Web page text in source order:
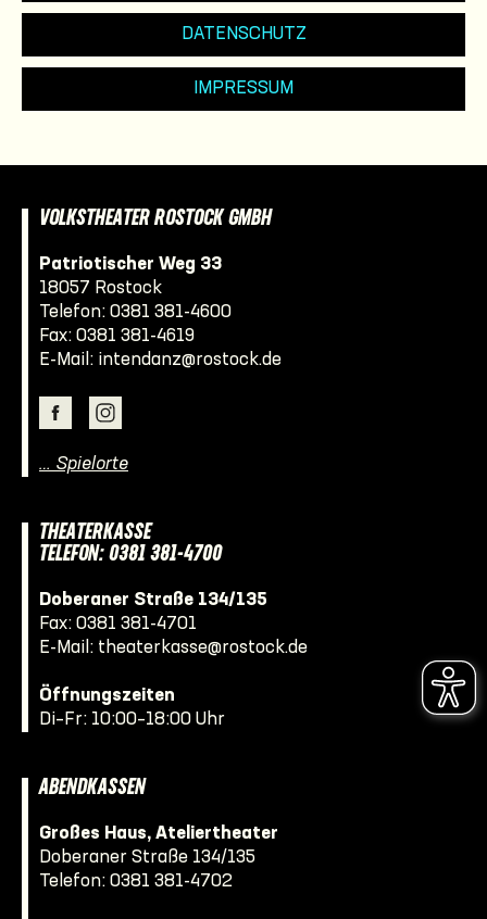
DATENSCHUTZ
IMPRESSUM
VOLKSTHEATER ROSTOCK GMBH
Patriotischer Weg 33
18057 Rostock
Telefon: 0381 381-4600
Fax: 0381 381-4619
E-Mail: intendanz@rostock.de
… Spielorte
THEATERKASSE
TELEFON: 0381 381-4700
Doberaner Straße 134/135
Fax: 0381 381-4701
E-Mail: theaterkasse@rostock.de
Öffnungszeiten
Di–Fr: 10:00–18:00 Uhr
ABENDKASSEN
Großes Haus, Ateliertheater
Doberaner Straße 134/135
Telefon: 0381 381-4702